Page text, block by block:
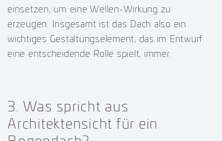
einsetzen, um eine Wellen-Wirkung zu
erzeugen. Insgesamt ist das Dach also ein
wichtiges Gestaltungselement, das im Entwurf
eine entscheidende Rolle spielt, immer.
3. Was spricht aus
Architektensicht für ein